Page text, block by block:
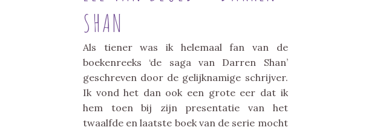
SHAN
Als tiener was ik helemaal fan van de
boekenreeks ‘de saga van Darren Shan’
geschreven door de gelijknamige schrijver.
Ik vond het dan ook een grote eer dat ik
hem toen bij zijn presentatie van het
twaalfde en laatste boek van de serie mocht